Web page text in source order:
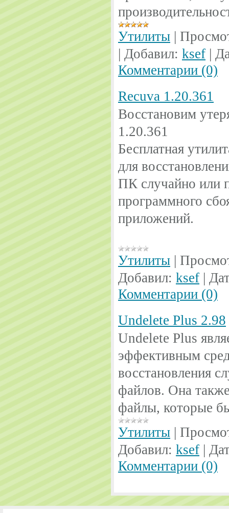
Утилиты |
| Добавил: ksef |
Комментарии (0)
Recuva 1.20.361
Восстановим
1.20.361
Бесплатная
для
ПК случайно или
программного
приложений.
Утилиты |
Добавил: ksef |
Комментарии (0)
Undelete Plus 2.98
Undelete Plus
эффективным
восстановления
файлов. Она
файлы, которые
Утилиты |
Добавил: ksef |
Комментарии (0)